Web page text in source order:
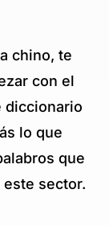
chino, te
con el
diccionario
lo que
que
este sector.